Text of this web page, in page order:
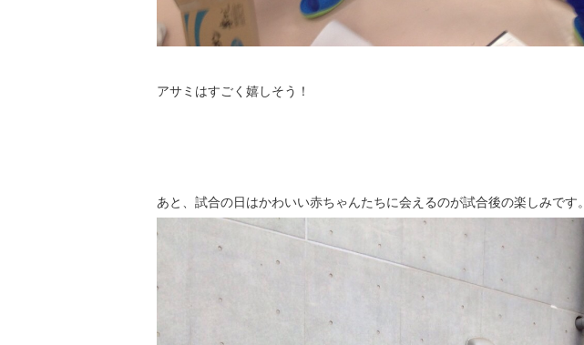
アサミはすごく嬉しそう！
あと、試合の日はかわいい赤ちゃんたちに会えるのが試合後の楽しみです。